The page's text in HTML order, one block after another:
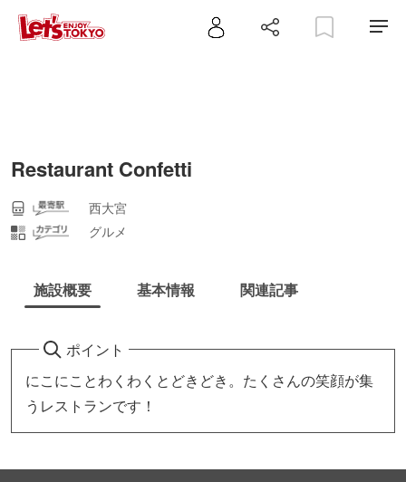
Restaurant Confetti
西大宮
グルメ
施設概要 基本情報 関連記事
ポイント
にこにことわくわくとどきどき。たくさんの笑顔が集
うレストランです！